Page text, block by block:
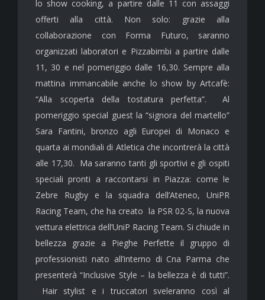
lo show cooking, a partire dalle 11 con assaggi
offerti alla città. Non solo: grazie alla
collaborazione con Forma Futuro, saranno
organizzati laboratori e Pizzabimbi a partire dalle
11, 30 e nel pomeriggio dalle 16,30. Sempre alla
mattina immancabile anche lo show by Artcafè:
“Alla scoperta della tostatura perfetta”. Al
pomeriggio special guest la “signora del martello”
Sara Fantini, bronzo agli Europei di Monaco e
quarta ai mondiali di Atletica che incontrerà la città
alle 17,30. Ma saranno tanti gli sportivi e gli ospiti
speciali pronti a raccontarsi in Piazza: come le
Zebre Rugby e la squadra dell’Ateneo, UniPR
Racing Team, che ha creato la PSR 02-S, la nuova
vettura elettrica dell’UniP Racing Team. Si chiude in
bellezza grazie a Pieghe Perfette il gruppo di
professionisti nato all’interno di Cna Parma che
presenterà “Inclusive Style – la bellezza è di tutti”.
Hair stylist e i truccatori sveleranno così al